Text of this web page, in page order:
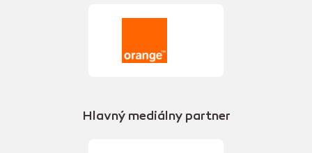
Hlavný mediálny partner